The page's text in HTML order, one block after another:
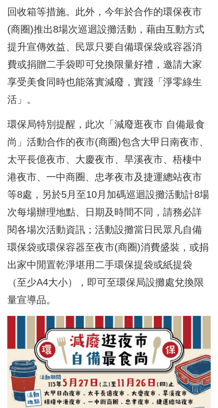
回收箱等措施。此外，今年於合作的環保夜市
(商圈)推出8場次巡迴設攤活動，藉由互動方式
提升宣傳效益、民眾只要自備環保袋或容器消
費或捐贈二手袋即可兌換限量好禮，邀請大家
享受美食同時也能落實減廢，實踐「淨零綠生
活」。
環保局特別提醒，此次「減廢逛夜市 自備最食
尚」活動合作的夜市(商圈)包含大甲日南夜市、
太平長億夜市、大慶夜市、旱溪夜市、梧棲中
港夜市、一中商圈、忠孝夜市及捷運總站夜市
等8處，另於5月至10月加碼巡迴設攤活動計8場
次每場辦理地點、日期及時間不同，請務必詳
閱各場次活動資訊；活動設攤當日民眾凡自備
環保袋或環保容器至夜市(商圈)消費盛裝，或捐
出家中閒置乾淨堪用二手環保提袋或紙提袋
（至少A4大小），即可至環保局設攤處兌換限
量宣導品。